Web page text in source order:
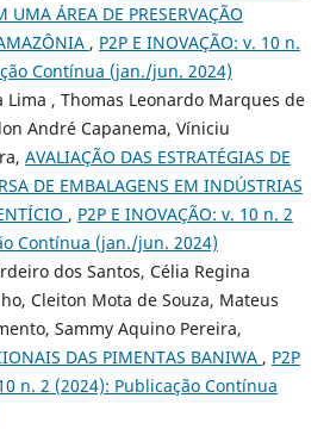
UMA ÁREA DE PRESERVAÇÃO
, P2P E INOVAÇÃO: v. 10 n.
Contínua (jan./jun. 2024)
Lima , Thomas Leonardo Marques de
André Capanema, Víniciu
AVALIAÇÃO DAS ESTRATÉGIAS DE
DE EMBALAGENS EM INDÚSTRIAS
, P2P E INOVAÇÃO: v. 10 n. 2
Contínua (jan./jun. 2024)
dos Santos, Célia Regina
Cleiton Mota de Souza, Mateus
Sammy Aquino Pereira,
DAS PIMENTAS BANIWA , P2P
n. 2 (2024): Publicação Contínua